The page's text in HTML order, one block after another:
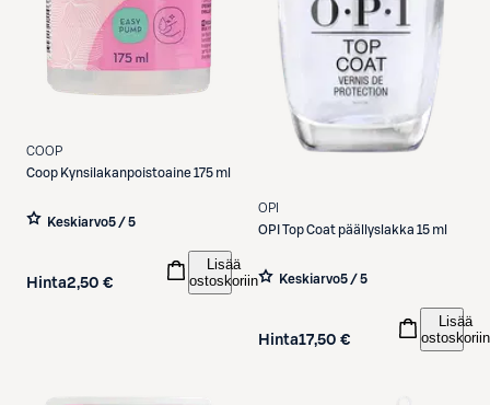
COOP
Coop Kynsilakanpoistoaine 175 ml
Keskiarvo5 / 5
Hinta2,50 €
Lisää
ostoskoriin
OPI
OPI Top Coat päällyslakka 15 ml
Keskiarvo5 / 5
Hinta17,50 €
Lisää
ostoskoriin